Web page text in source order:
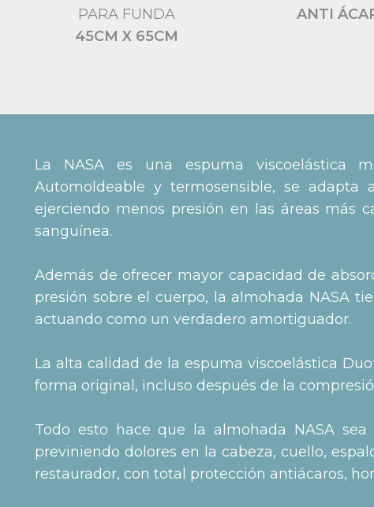
PARA FUNDA
45CM X 65CM
ANTI
La NASA es una espuma viscoelástica
Automoldeable y termosensible, se
ejerciendo menos presión en las áreas más
sanguínea.
Además de ofrecer mayor capacidad de
presión sobre el cuerpo, la almohada NASA
actuando como un verdadero amortiguador.
La alta calidad de la espuma viscoelástica
forma original, incluso después de la
Todo esto hace que la almohada NASA
previniendo dolores en la cabeza, cuello,
restaurador, con total protección antiácaros,